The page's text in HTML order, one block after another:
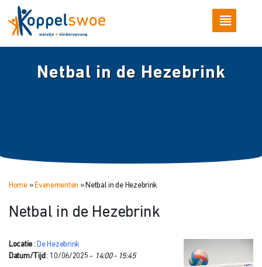
Netbal in de Hezebrink
Home» Evenementen » Netbal in de Hezebrink
Netbal in de Hezebrink
Locatie : De Hezebrink
Datum/Tijd : 10/06/2025 - 14:00 - 15:45